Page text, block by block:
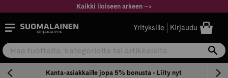
Kaikki iloiseen arkeen –>
Suomalainen.com
Hae tuotteita, kategorioita tai artikkeleita
Yrityksille Kirjaudu
Kanta-asiakkaille jopa 5% bonusta - Liity nyt